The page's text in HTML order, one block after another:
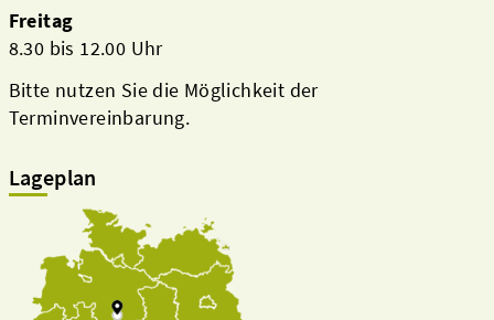
Freitag
8.30 bis 12.00 Uhr
Bitte nutzen Sie die Möglichkeit der
Terminvereinbarung.
Lageplan